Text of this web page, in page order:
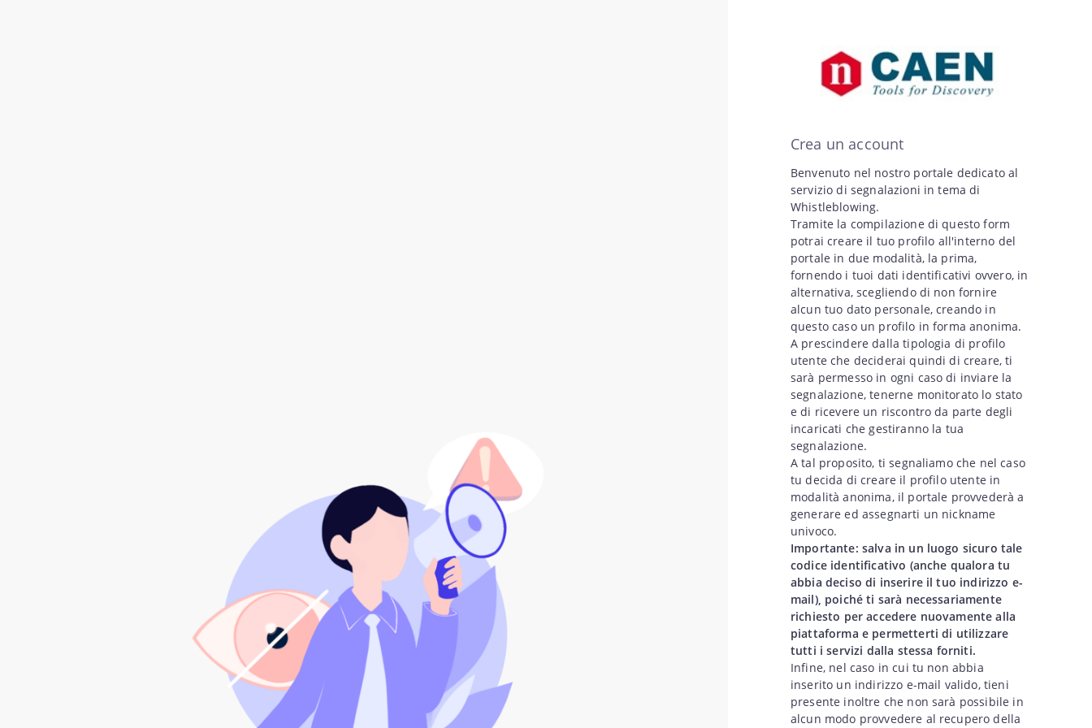
Crea un account
Benvenuto nel nostro portale dedicato al
servizio di segnalazioni in tema di
Whistleblowing.
Tramite la compilazione di questo form
potrai creare il tuo profilo all'interno del
portale in due modalità, la prima,
fornendo i tuoi dati identificativi ovvero, in
alternativa, scegliendo di non fornire
alcun tuo dato personale, creando in
questo caso un profilo in forma anonima.
A prescindere dalla tipologia di profilo
utente che deciderai quindi di creare, ti
sarà permesso in ogni caso di inviare la
segnalazione, tenerne monitorato lo stato
e di ricevere un riscontro da parte degli
incaricati che gestiranno la tua
segnalazione.
A tal proposito, ti segnaliamo che nel caso
tu decida di creare il profilo utente in
modalità anonima, il portale provvederà a
generare ed assegnarti un nickname
univoco.
Importante: salva in un luogo sicuro tale
codice identificativo (anche qualora tu
abbia deciso di inserire il tuo indirizzo e-
mail), poiché ti sarà necessariamente
richiesto per accedere nuovamente alla
piattaforma e permetterti di utilizzare
tutti i servizi dalla stessa forniti.
Infine, nel caso in cui tu non abbia
inserito un indirizzo e-mail valido, tieni
presente inoltre che non sarà possibile in
alcun modo provvedere al recupero della